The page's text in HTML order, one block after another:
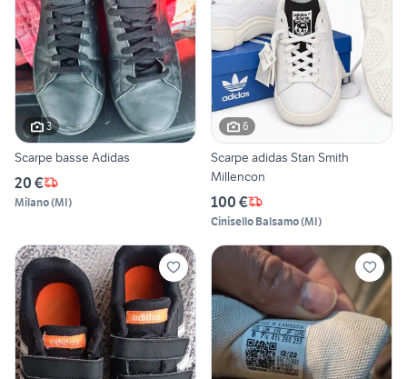
3
Scarpe basse Adidas
20 €
Milano(MI)
6
Scarpe adidas Stan Smith
Millencon
100 €
Cinisello Balsamo(MI)